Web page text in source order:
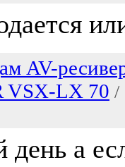
AV-
VSX-LX 70 /
а